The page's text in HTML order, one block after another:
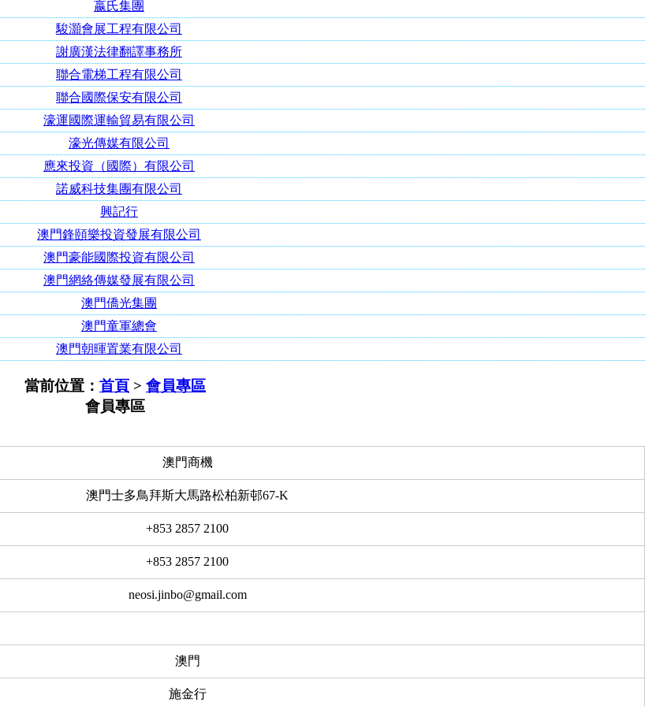
嬴氏集團
駿灝會展工程有限公司
謝廣漢法律翻譯事務所
聯合電梯工程有限公司
聯合國際保安有限公司
濠運國際運輸貿易有限公司
濠光傳媒有限公司
應來投資（國際）有限公司
諾威科技集團有限公司
興記行
澳門鋒頤樂投資發展有限公司
澳門豪能國際投資有限公司
澳門網絡傳媒發展有限公司
澳門僑光集團
澳門童軍總會
澳門朝暉置業有限公司
當前位置： 首頁 > 會員專區
會員專區
澳門商機
澳門士多鳥拜斯大馬路松柏新邨67-K
+853 2857 2100
+853 2857 2100
neosi.jinbo@gmail.com
澳門
施金行